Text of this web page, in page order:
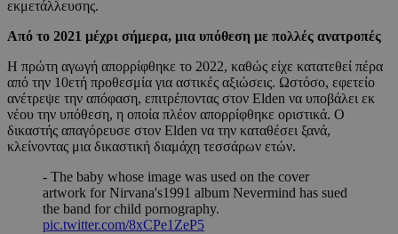
εκμετάλλευσης.
Από το 2021 μέχρι σήμερα, μια υπόθεση με πολλές ανατροπές
Η πρώτη αγωγή απορρίφθηκε το 2022, καθώς είχε κατατεθεί πέρα
από την 10ετή προθεσμία για αστικές αξιώσεις. Ωστόσο, εφετείο
ανέτρεψε την απόφαση, επιτρέποντας στον Elden να υποβάλει εκ
νέου την υπόθεση, η οποία πλέον απορρίφθηκε οριστικά. Ο
δικαστής απαγόρευσε στον Elden να την καταθέσει ξανά,
κλείνοντας μια δικαστική διαμάχη τεσσάρων ετών.
- The baby whose image was used on the cover
artwork for Nirvana's1991 album Nevermind has sued
the band for child pornography.
pic.twitter.com/8xCPe1ZeP5